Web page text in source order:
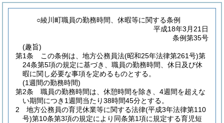
○綾川町職員の勤務時間、休暇等に関する条例
平成18年3月21日
条例第35号
(趣旨)
第1条
この条例は、地方公務員法(昭和25年法律第261号)第
24条第5項の規定に基づき、職員の勤務時間、休日及び休
暇に関し必要な事項を定めるものとする。
(1週間の勤務時間)
第2条
職員の勤務時間は、休憩時間を除き、4週間を超えな
い期間につき1週間当たり38時間45分とする。
2
地方公務員の育児休業等に関する法律(平成3年法律第110
号)第10条第3項の規定により同条第1項に規定する育児短